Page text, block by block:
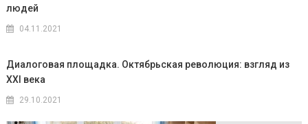
людей
04.11.2021
Диалоговая площадка. Октябрьская революция: взгляд из
XXI века
29.10.2021